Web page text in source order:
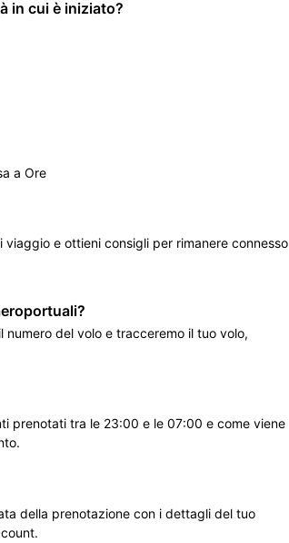
in cui è iniziato?
a Ore
e ottieni consigli per rimanere connesso
del volo e tracceremo il tuo volo,
prenotati tra le 23:00 e le 07:00 e come viene
della prenotazione con i dettagli del tuo